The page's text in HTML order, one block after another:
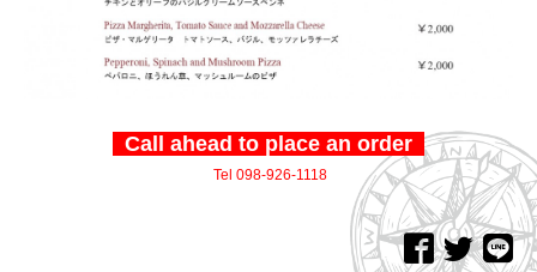
Call ahead to place an order
Tel 098-926-1118